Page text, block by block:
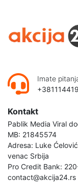
Imate
Kontakt
Pablik Media Viral
MB: 21845574
Adresa: Luke
venac Srbija
Pro Credit Bank:
contact@akcija24.rs